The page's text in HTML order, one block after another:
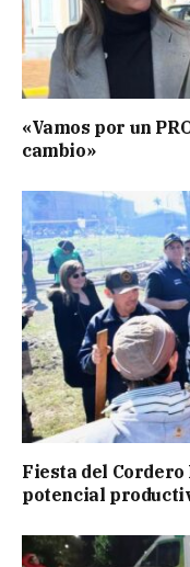
«Vamos por un
cambio»
Fiesta del Cordero
potencial